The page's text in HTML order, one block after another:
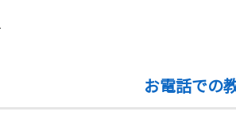
お電話での